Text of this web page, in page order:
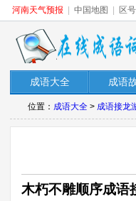
河南天气预报 中国地图 区
成语大全 成语
位置： 成语大全 > 成语接龙
木朽不雕顺序成语